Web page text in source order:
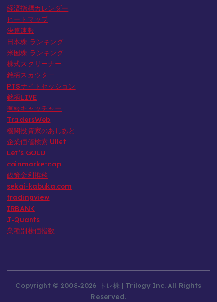
o
r
y
経済指標カレンダー
ヒートマップ
決算速報
日本株 ランキング
米国株 ランキング
株式スクリーナー
銘柄スカウター
PTSナイトセッション
銘柄LIVE
有報キャッチャー
TradersWeb
機関投資家のあしあと
企業価値検索 Ullet
Let’s GOLD
coinmarketcap
政策金利推移
sekai-kabuka.com
tradingview
IRBANK
J-Quants
業種別株価指数
Copyright © 2008-2026 トレ株 | Trilogy Inc. All Rights
Reserved.